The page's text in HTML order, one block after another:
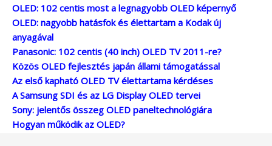
OLED: 102 centis most a legnagyobb OLED képernyő
OLED: nagyobb hatásfok és élettartam a Kodak új
anyagával
Panasonic: 102 centis (40 inch) OLED TV 2011-re?
Közös OLED fejlesztés japán állami támogatással
Az első kapható OLED TV élettartama kérdéses
A Samsung SDI és az LG Display OLED tervei
Sony: jelentős összeg OLED paneltechnológiára
Hogyan működik az OLED?